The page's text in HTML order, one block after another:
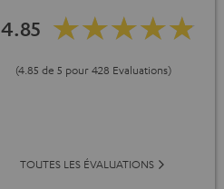
4.85
(4.85 de 5 pour 428 Evaluations)
TOUTES LES ÉVALUATIONS